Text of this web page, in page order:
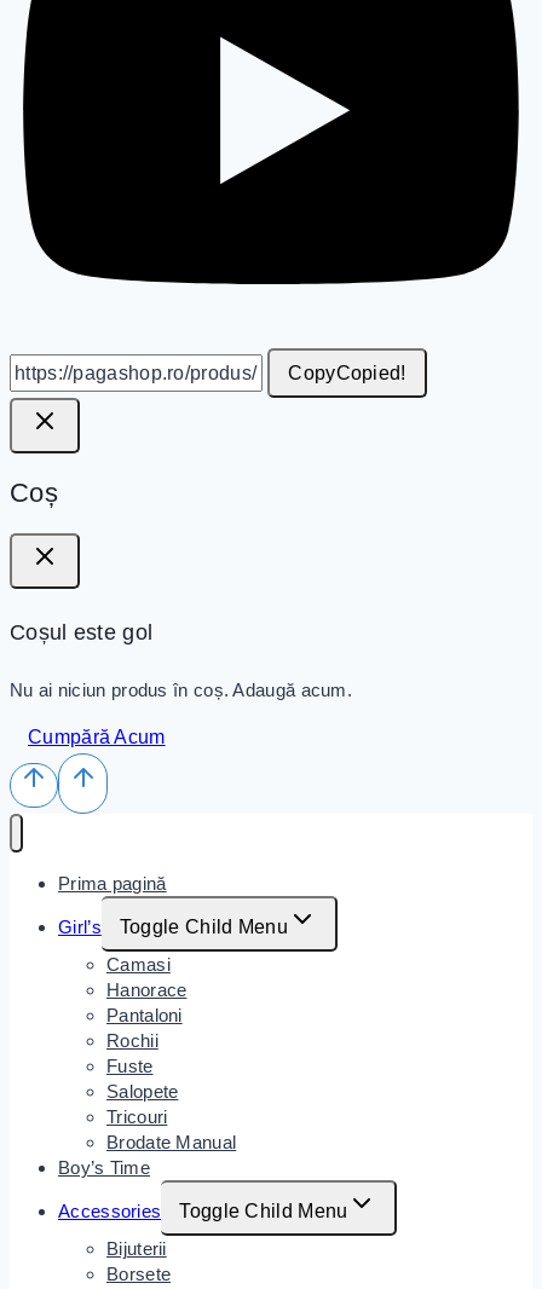
CopyCopied!
Coș
Coșul este gol
Nu ai niciun produs în coș. Adaugă acum.
Cumpără Acum
Prima pagină
Girl’s
Toggle Child Menu
Camasi
Hanorace
Pantaloni
Rochii
Fuste
Salopete
Tricouri
Brodate Manual
Boy’s Time
Accessories
Toggle Child Menu
Bijuterii
Borsete